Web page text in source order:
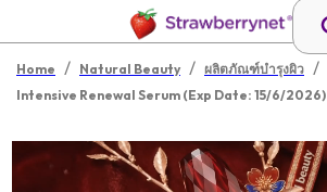
Home / Natural Beauty / ผลิตภัณฑ์บำรุงผิว /
Intensive Renewal Serum (Exp Date: 15/6/2026)